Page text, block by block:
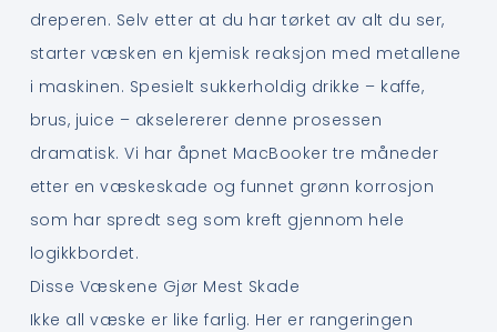
dreperen. Selv etter at du har tørket av alt du ser,
starter væsken en kjemisk reaksjon med metallene
i maskinen. Spesielt sukkerholdig drikke – kaffe,
brus, juice – akselererer denne prosessen
dramatisk. Vi har åpnet MacBooker tre måneder
etter en væskeskade og funnet grønn korrosjon
som har spredt seg som kreft gjennom hele
logikkbordet.
Disse Væskene Gjør Mest Skade
Ikke all væske er like farlig. Her er rangeringen